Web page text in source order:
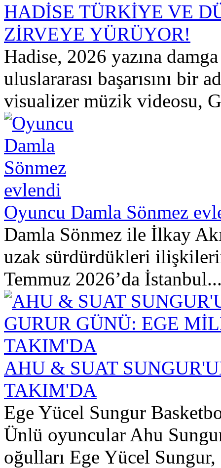
HADİSE TÜRKİYE VE
ZİRVEYE YÜRÜYOR!
Hadise, 2026 yazına
uluslararası başarısını bir
visualizer müzik videosu,
Oyuncu Damla Sönmez
Damla Sönmez ile İlkay
uzak sürdürdükleri
Temmuz 2026’da
AHU & SUAT
TAKIM'DA
Ege Yücel Sungur
Ünlü oyuncular Ahu
oğulları Ege Yücel